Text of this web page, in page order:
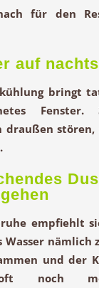
für den
auf nachts
bringt
draußen
empfiehlt
Wasser nämlich
und der
oft noch